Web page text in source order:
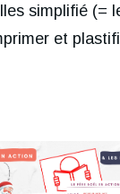
simplifié (=
et